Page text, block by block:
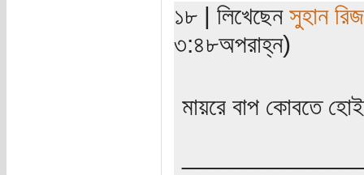
১৮ | লিখেছেন সুহান
৩:৪৮অপরাহ্ন)
মায়রে বাপ কোবতে